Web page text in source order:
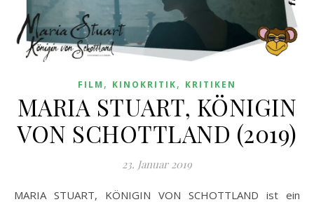
FILM , KINOKRITIK, KRITIKEN
MARIA STUART, KÖNIGIN
VON SCHOTTLAND (2019)
23. Januar 2019
MARIA STUART, KÖNIGIN VON SCHOTTLAND ist ein